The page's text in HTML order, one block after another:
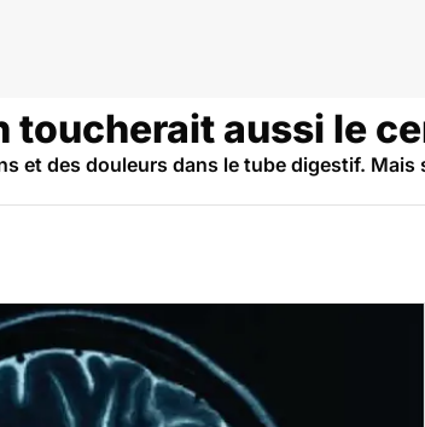
toucherait aussi le
et des douleurs dans le tube digestif.